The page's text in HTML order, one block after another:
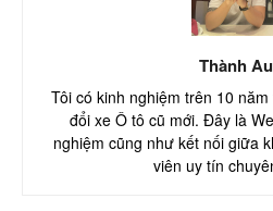
Thành
Tôi có kinh nghiệm trên 10
đổi xe Ô tô cũ mới. Đây là
nghiệm cũng như kết nối giữa
viên uy tín